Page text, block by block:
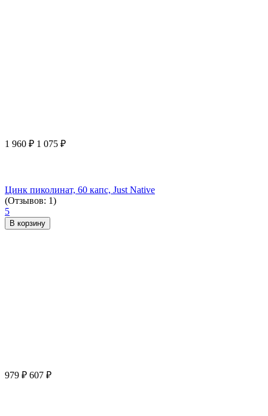
1 960 ₽ 1 075 ₽
Цинк пиколинат, 60 капс, Just Native
(Отзывов: 1)
5
В корзину
979 ₽ 607 ₽